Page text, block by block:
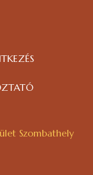
Szombathely